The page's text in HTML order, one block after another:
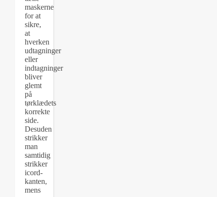
maskerne
for at
sikre,
at
hverken
udtagninger
eller
indtagninger
bliver
glemt
på
tørklædets
korrekte
side.
Desuden
strikker
man
samtidig
strikker
icord-
kanten,
mens